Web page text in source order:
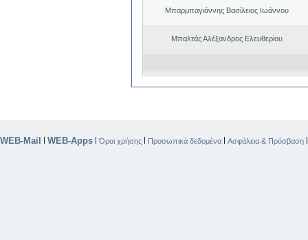
Μπαρμπαγιάννης Βασίλειος Ιωάννου
Μπαλτάς Αλέξανδρος Ελευθερίου
WEB-Mail | WEB-Apps |Όροι χρήσης | Προσωπικά δεδομένα | Ασφάλεια & Πρόσβαση